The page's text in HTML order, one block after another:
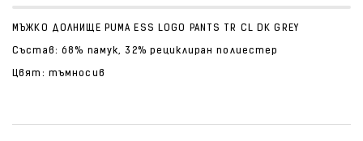
МЪЖКО ДОЛНИЩЕ PUMA ESS LOGO PANTS TR CL DK GREY
Състав: 68% памук, 32% рециклиран полиестер
Цвят: тъмносив